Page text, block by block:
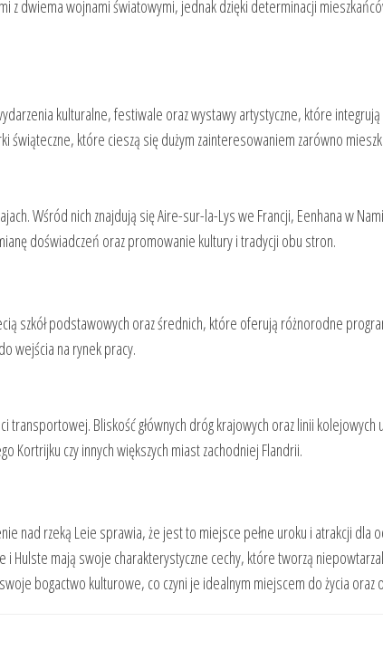
z dwiema wojnami światowymi, jednak dzięki determinacji
kulturalne, festiwale oraz wystawy artystyczne, które integrują
które cieszą się dużym zainteresowaniem zarówno
Wśród nich znajdują się Aire-sur-la-Lys we Francji, Eenhana w
doświadczeń oraz promowanie kultury i tradycji obu stron.
szkół podstawowych oraz średnich, które oferują różnorodne
wejścia na rynek pracy.
Bliskość głównych dróg krajowych oraz linii kolejowych
Kortrijku czy innych większych miast zachodniej Flandrii.
nad rzeką Leie sprawia, że jest to miejsce pełne uroku i atrakcji dla
Hulste mają swoje charakterystyczne cechy, które tworzą
bogactwo kulturowe, co czyni je idealnym miejscem do życia oraz